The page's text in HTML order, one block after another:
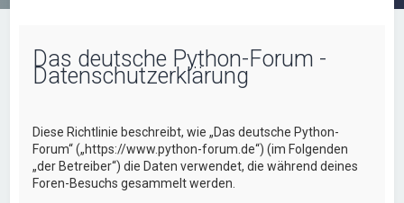
Das deutsche Python-Forum -
Datenschutzerklärung
Diese Richtlinie beschreibt, wie „Das deutsche Python-
Forum“ („https://www.python-forum.de“) (im Folgenden
„der Betreiber“) die Daten verwendet, die während deines
Foren-Besuchs gesammelt werden.